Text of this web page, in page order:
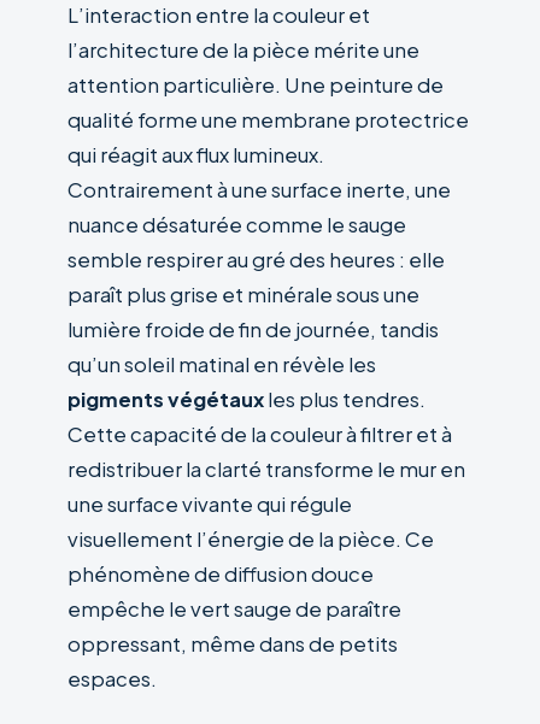
L’interaction entre la couleur et
l’architecture de la pièce mérite une
attention particulière. Une peinture de
qualité forme une membrane protectrice
qui réagit aux flux lumineux.
Contrairement à une surface inerte, une
nuance désaturée comme le sauge
semble respirer au gré des heures : elle
paraît plus grise et minérale sous une
lumière froide de fin de journée, tandis
qu’un soleil matinal en révèle les
pigments végétauxles plus tendres.
Cette capacité de la couleur à filtrer et à
redistribuer la clarté transforme le mur en
une surface vivante qui régule
visuellement l’énergie de la pièce. Ce
phénomène de diffusion douce
empêche le vert sauge de paraître
oppressant, même dans de petits
espaces.